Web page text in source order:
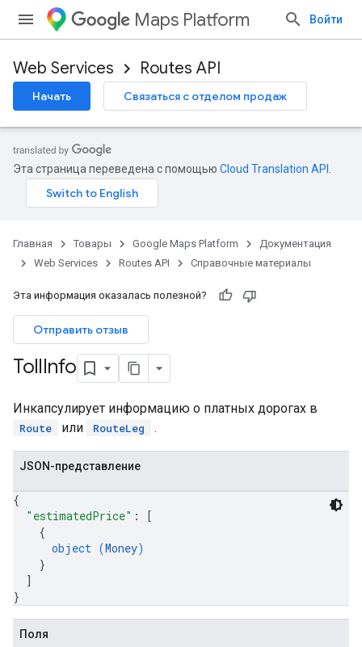
Maps Platform Войти
Web Services Routes API
Начать Связаться с отделом продаж
Эта страница переведена с помощью Cloud Translation API
Главная Товары Google Maps Platform
Документация
Web Services
Routes API Справочные материалы
Эта информация оказалась полезной?
Отправить отзыв
TollInfo
Инкапсулирует информацию о платных дорогах в
Route или RouteLeg .
JSON-представление
{
"estimatedPrice" :
[
{
object (Money)
}
]
}
Поля